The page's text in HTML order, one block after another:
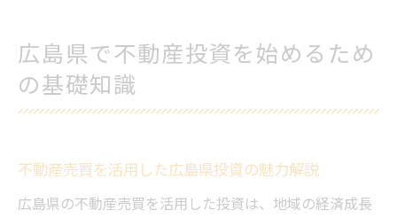
広島県の収益物件選びで注意すべきポイン
ト
不動産売買で広島の資産形成を始める方法
収益物件選びに役立つ不動産売買のポイント
不動産売買で収益物件を選ぶ際の重要視点
広島県で不動産投資を始めるため
の基礎知識
不動産売買を活用した広島県投資の魅力解説
広島県の不動産売買を活用した投資は、地域の経済成長